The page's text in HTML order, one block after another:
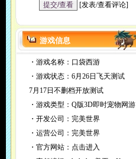
[发表/查看评论]
游戏信息
・游戏名称：口袋西游
・游戏状态：6月26日飞天测试
7月17日不删档开放测试
・游戏类型：Q版3D即时宠物网游
・开发公司：完美世界
・运营公司：完美世界
・官方网站： 点击进入